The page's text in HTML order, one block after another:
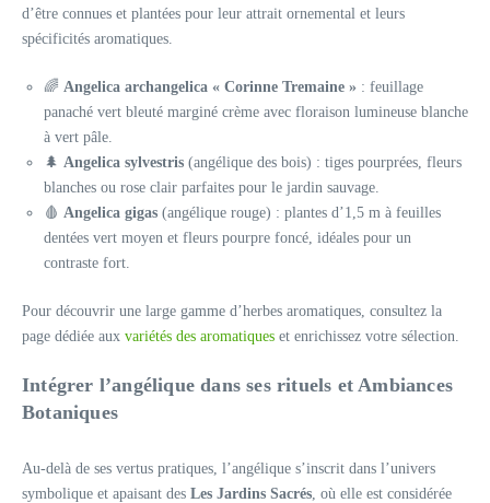
d’être connues et plantées pour leur attrait ornemental et leurs
spécificités aromatiques.
🌈 Angelica archangelica « Corinne Tremaine » : feuillage
panaché vert bleuté marginé crème avec floraison lumineuse blanche
à vert pâle.
🌲 Angelica sylvestris (angélique des bois) : tiges pourprées, fleurs
blanches ou rose clair parfaites pour le jardin sauvage.
🩸 Angelica gigas (angélique rouge) : plantes d’1,5 m à feuilles
dentées vert moyen et fleurs pourpre foncé, idéales pour un
contraste fort.
Pour découvrir une large gamme d’herbes aromatiques, consultez la
page dédiée aux variétés des aromatiques et enrichissez votre sélection.
Intégrer l’angélique dans ses rituels et Ambiances
Botaniques
Au-delà de ses vertus pratiques, l’angélique s’inscrit dans l’univers
symbolique et apaisant des Les Jardins Sacrés, où elle est considérée